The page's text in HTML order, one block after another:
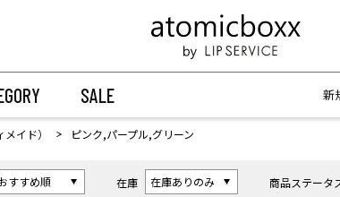
【重要】予約商品のお支払い方法（代金引換）変更に関するお知らせ
SALE 新
イド） ピンク,パープル,グリーン
在庫 商品ステータ